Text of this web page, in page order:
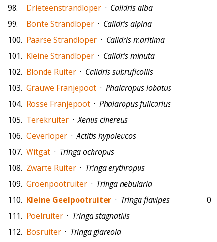
98.
Drieteenstrandloper · Calidris alba
99.
Bonte Strandloper · Calidris alpina
100. Paarse Strandloper · Calidris maritima
101. Kleine Strandloper · Calidris minuta
102. Blonde Ruiter · Calidris subruficollis
103. Grauwe Franjepoot · Phalaropus lobatus
104. Rosse Franjepoot · Phalaropus fulicarius
105. Terekruiter ·Xenus cinereus
106. Oeverloper ·Actitis hypoleucos
107. Witgat · Tringa ochropus
108. Zwarte Ruiter · Tringa erythropus
109. Groenpootruiter · Tringa nebularia
110. Kleine Geelpootruiter · Tringa flavipes
111. Poelruiter · Tringa stagnatilis
112. Bosruiter · Tringa glareola